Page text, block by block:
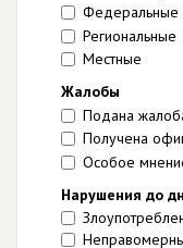
Федеральные
Региональные
Местные
Жалобы
Подана
Получена
Особое
Нарушения до